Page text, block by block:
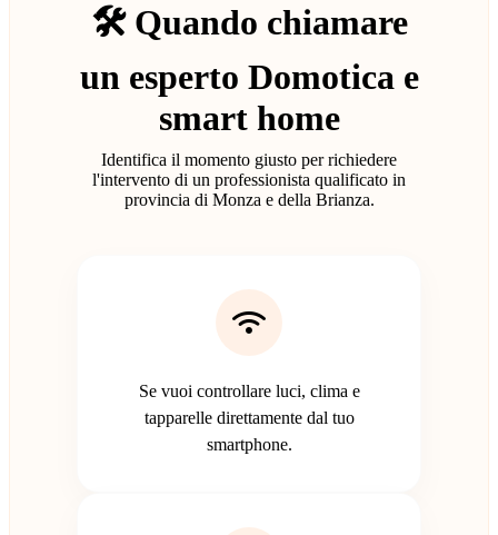
🛠️ Quando chiamare
un esperto Domotica e
smart home
Identifica il momento giusto per richiedere
l'intervento di un professionista qualificato in
provincia di Monza e della Brianza.
Se vuoi controllare luci, clima e
tapparelle direttamente dal tuo
smartphone.